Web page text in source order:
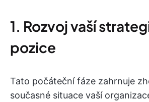
1. Rozvoj vaší
pozice
Tato počáteční fáze zahrnuje
současné situace vaší